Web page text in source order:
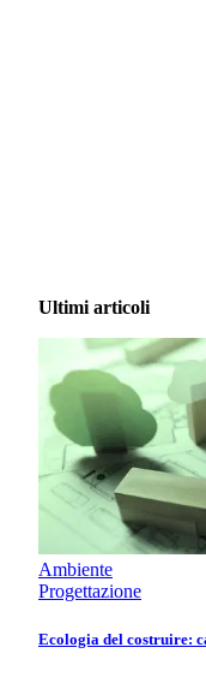
Ultimi articoli
Ambiente
Progettazione
Ecologia del costruire: